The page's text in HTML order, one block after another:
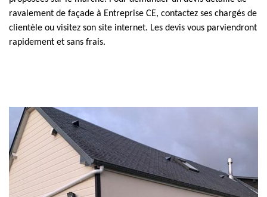
ravalement de façade à Entreprise CE, contactez ses chargés de
clientèle ou visitez son site internet. Les devis vous parviendront
rapidement et sans frais.